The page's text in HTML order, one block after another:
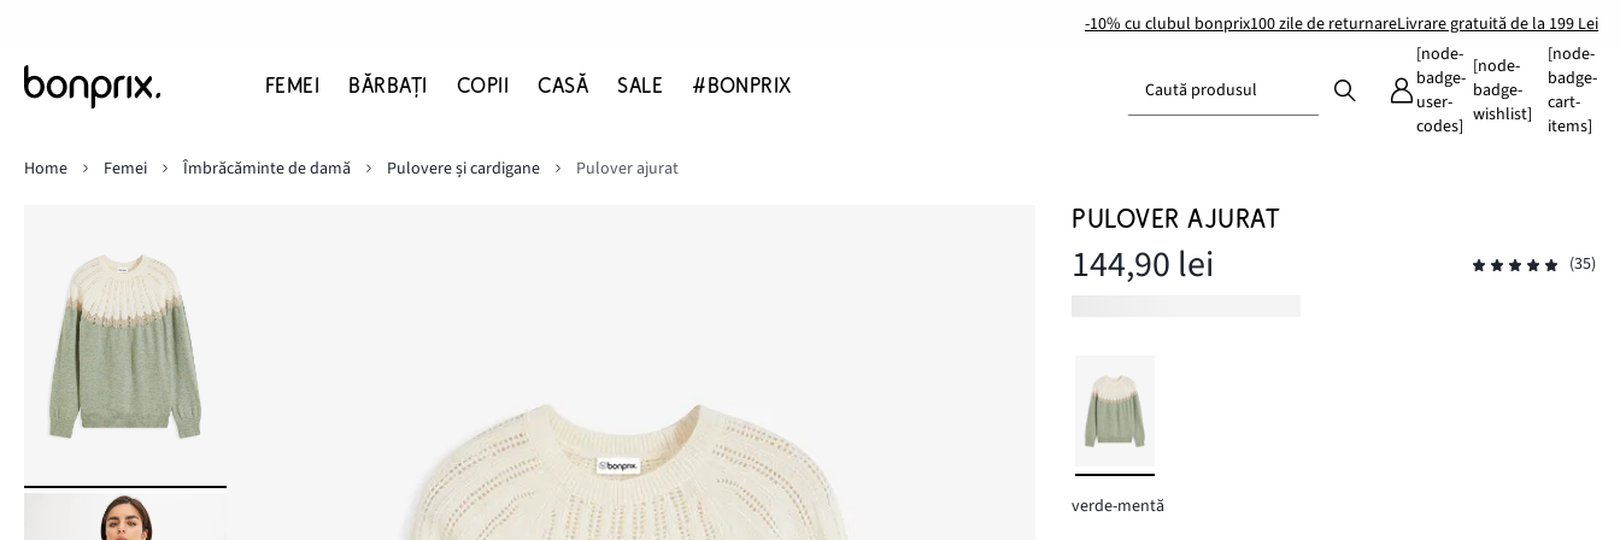
-10% cu clubul bonprix100 zile de returnareLivrare gratuită de la 199 Lei
FEMEI BĂRBAŢI COPII CASĂ SALE #BONPRIX Caută produsul
[node-
badge-
user-
codes]
[node-
badge-
wishlist]
[node-
badge-
cart-
items]
Home
Femei Îmbrăcăminte de damă Pulovere și cardigane Pulover ajurat
PULOVER AJURAT
144,90 lei (35)
verde-mentă